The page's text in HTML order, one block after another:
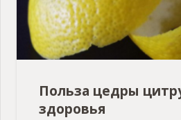
Польза цедры
здоровья